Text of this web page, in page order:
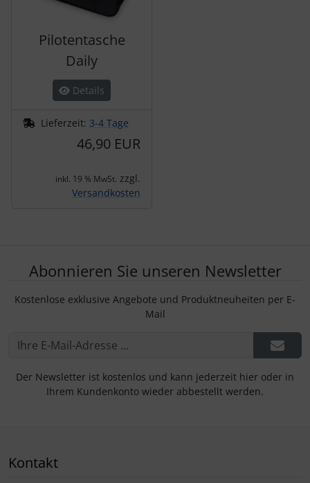
Pilotentasche
Daily
Details
Lieferzeit: 3-4 Tage
46,90 EUR
inkl. 19 % MwSt. zzgl.
Versandkosten
Abonnieren Sie unseren Newsletter
Kostenlose exklusive Angebote und Produktneuheiten per E-
Mail
Der Newsletter ist kostenlos und kann jederzeit hier oder in
Ihrem Kundenkonto wieder abbestellt werden.
Kontakt